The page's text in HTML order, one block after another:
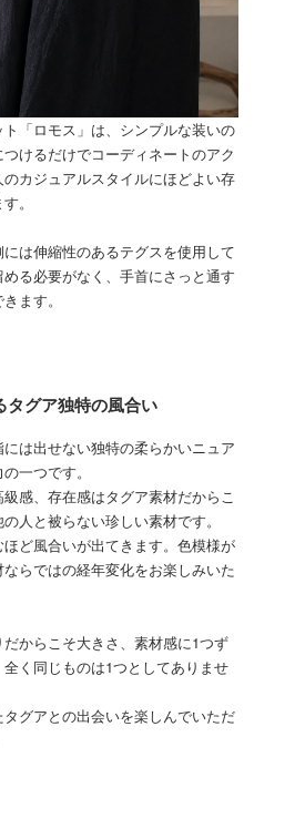
「ロモス」は、シンプルな装いの
けるだけでコーディネートのアク
カジュアルスタイルにほどよい存
。
は伸縮性のあるテグスを使用して
る必要がなく、手首にさっと通す
ます。
タグア独特の風合い
は出せない独特の柔らかいニュア
一つです。
感、存在感はタグア素材だからこ
人と被らない珍しい素材です。
ど風合いが出てきます。色模様が
らではの経年変化をお楽しみいた
からこそ大きさ、素材感に1つず
く同じものは1つとしてありませ
グアとの出会いを楽しんでいただ